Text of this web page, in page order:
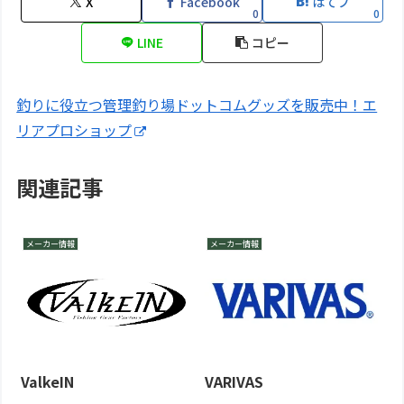
0 0
LINE コピー
釣りに役立つ管理釣り場ドットコムグッズを販売中！エ
リアプロショップ
関連記事
メーカー情報
ValkeIN
メーカー情報
VARIVAS